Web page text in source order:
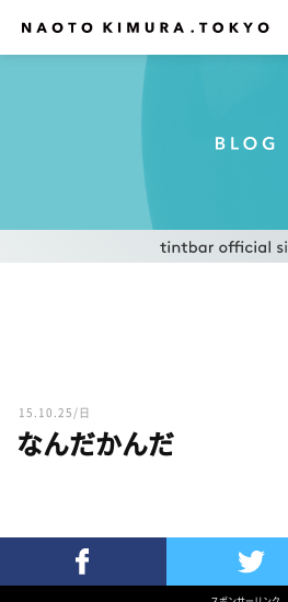
15.10.25/日
なんだかんだ
Twitterでツイート